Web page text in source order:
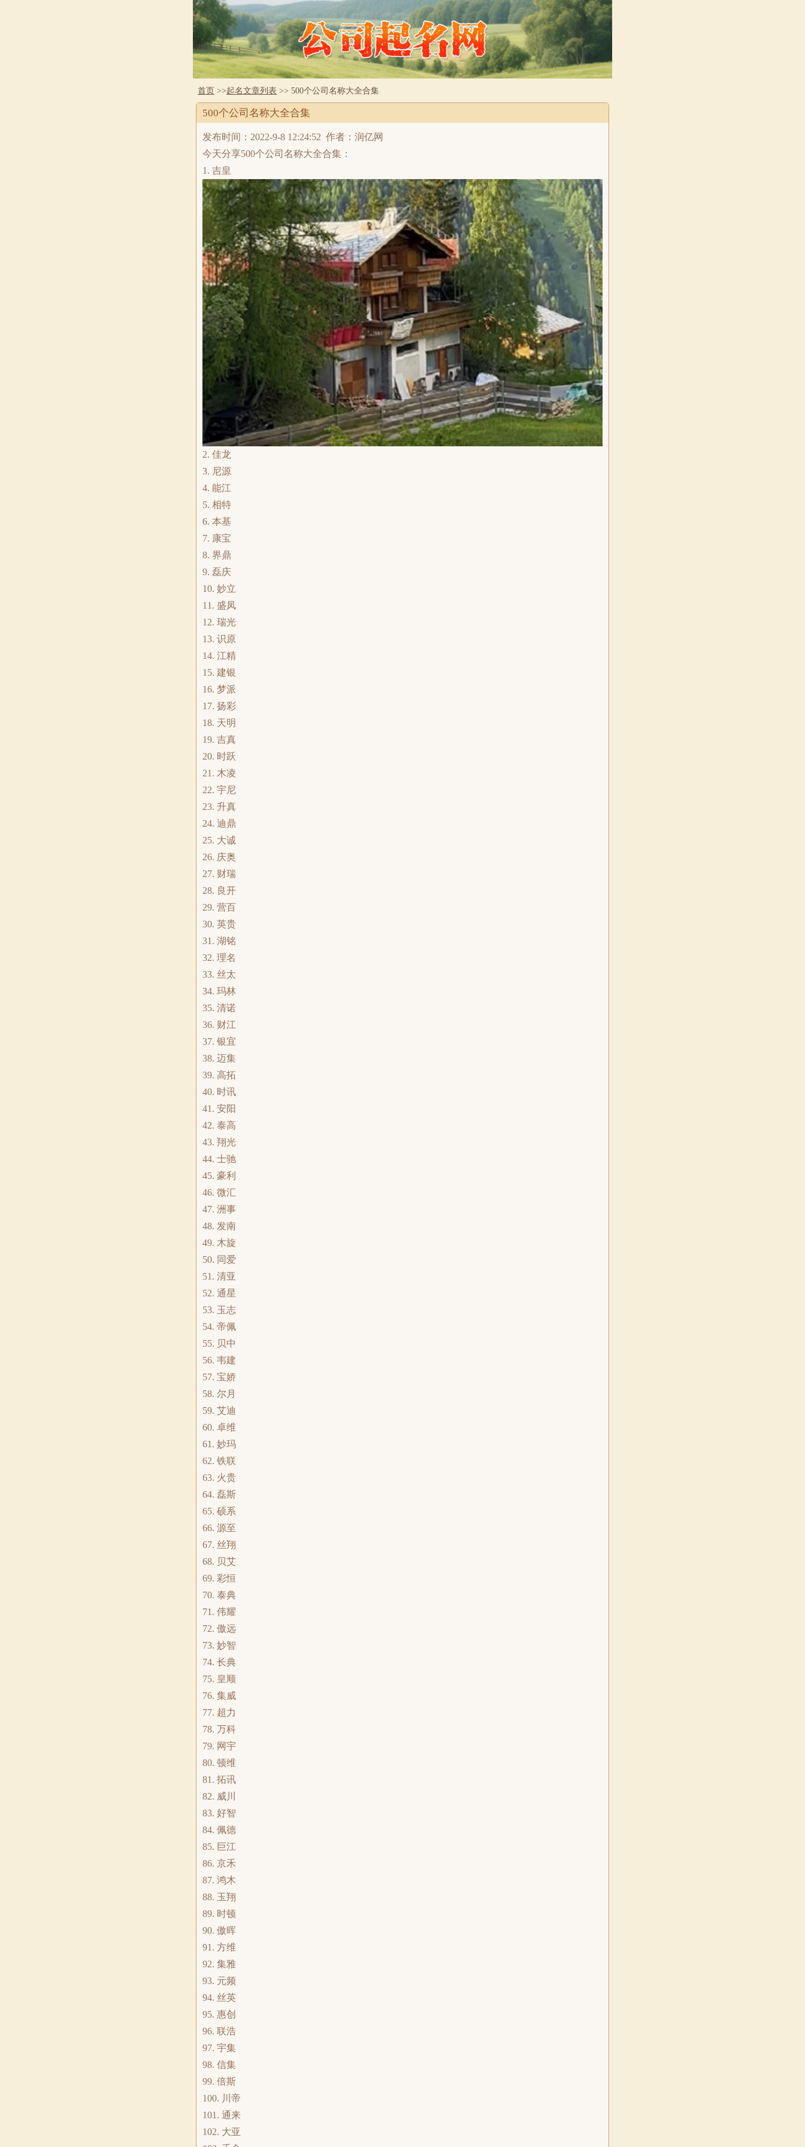
首页 >>起名文章列表 >> 500个公司名称大全合集
500个公司名称大全合集
发布时间：2022-9-8 12:24:52 作者：润亿网
今天分享500个公司名称大全合集：
1. 吉皇
2. 佳龙
3. 尼源
4. 能江
5. 相特
6. 本基
7. 康宝
8. 界鼎
9. 磊庆
10. 妙立
11. 盛凤
12. 瑞光
13. 识原
14. 江精
15. 建银
16. 梦派
17. 扬彩
18. 天明
19. 吉真
20. 时跃
21. 木凌
22. 宇尼
23. 升真
24. 迪鼎
25. 大诚
26. 庆奥
27. 财瑞
28. 良开
29. 营百
30. 英贵
31. 湖铭
32. 理名
33. 丝太
34. 玛林
35. 清诺
36. 财江
37. 银宜
38. 迈集
39. 高拓
40. 时讯
41. 安阳
42. 泰高
43. 翔光
44. 士驰
45. 豪利
46. 微汇
47. 洲事
48. 发南
49. 木旋
50. 同爱
51. 清亚
52. 通星
53. 玉志
54. 帝佩
55. 贝中
56. 韦建
57. 宝娇
58. 尔月
59. 艾迪
60. 卓维
61. 妙玛
62. 铁联
63. 火贵
64. 磊斯
65. 硕系
66. 源至
67. 丝翔
68. 贝艾
69. 彩恒
70. 泰典
71. 伟耀
72. 傲远
73. 妙智
74. 长典
75. 皇顺
76. 集威
77. 超力
78. 万科
79. 网宇
80. 顿维
81. 拓讯
82. 威川
83. 好智
84. 佩德
85. 巨江
86. 京禾
87. 鸿木
88. 玉翔
89. 时顿
90. 傲晖
91. 方维
92. 集雅
93. 元频
94. 丝英
95. 惠创
96. 联浩
97. 宇集
98. 信集
99. 倍斯
100. 川帝
101. 通来
102. 大亚